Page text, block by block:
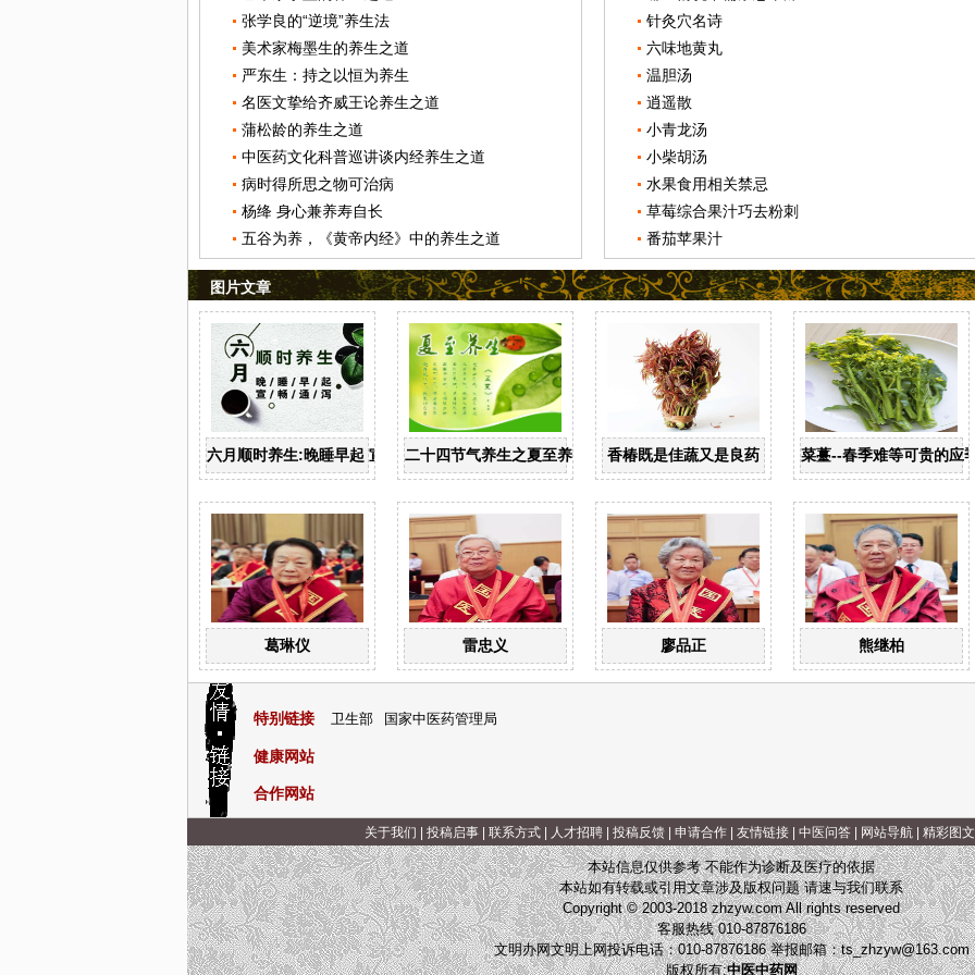
张学良的“逆境”养生法
美术家梅墨生的养生之道
严东生：持之以恒为养生
名医文挚给齐威王论养生之道
蒲松龄的养生之道
中医药文化科普巡讲谈内经养生之道
病时得所思之物可治病
杨绛 身心兼养寿自长
五谷为养，《黄帝内经》中的养生之道
针灸穴名诗
六味地黄丸
温胆汤
逍遥散
小青龙汤
小柴胡汤
水果食用相关禁忌
草莓综合果汁巧去粉刺
番茄苹果汁
图片文章
六月顺时养生:晚睡早起 宣畅通泻二十四节气养生之夏至养生 香椿既是佳蔬又是良药 菜薹--春季难等可贵的应
葛琳仪 雷忠义 廖品正 熊继柏
特别链接 卫生部 国家中医药管理局
健康网站
合作网站
关于我们 投稿启事| 联系方式| 人才招聘| 投稿反馈| 申请合作| 友情链接| 中医问答| 网站导航| 精彩图文
本站信息仅供参考 不能作为诊断及医疗的依据
本站如有转载或引用文章涉及版权问题 请速与我们联系
Copyright © 2003-2018 zhzyw.com All rights reserved
客服热线 010-87876186
文明办网文明上网投诉电话：010-87876186 举报邮箱：ts_zhzyw@163.com
版权所有:中医中药网